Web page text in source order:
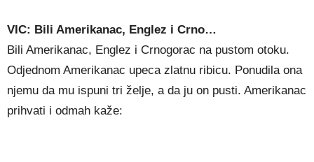
VIC: Bili Amerikanac, Englez i Crno…
Bili Amerikanac, Englez i Crnogorac na pustom otoku.
Odjednom Amerikanac upeca zlatnu ribicu. Ponudila ona
njemu da mu ispuni tri želje, a da ju on pusti. Amerikanac
prihvati i odmah kaže: